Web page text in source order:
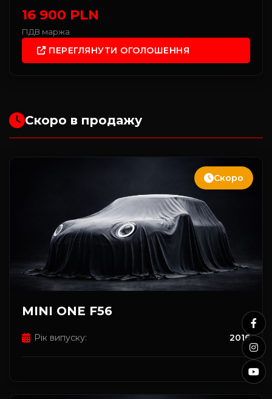
16 900 PLN
ПДВ маржа
ПЕРЕГЛЯНУТИ ОГОЛОШЕННЯ
Скоро в продажу
Скоро
MINI ONE F56
Рік випуску: 2016